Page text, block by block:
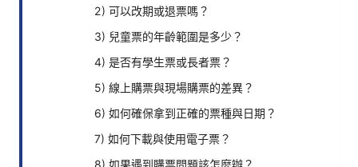
2) 可以改期或退票嗎？
3) 兒童票的年齡範圍是多少？
4) 是否有學生票或長者票？
5) 線上購票與現場購票的差異？
6) 如何確保拿到正確的票種與日期？
7) 如何下載與使用電子票？
8) 如果遇到購票問題該怎麼辦？